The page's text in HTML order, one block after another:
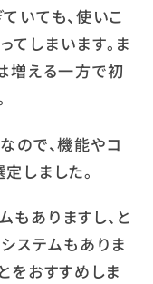
いても、使いこ
しまいます。ま
増える一方で初
ので、機能やコ
しました。
ありますし、と
ステムもありま
をおすすめしま